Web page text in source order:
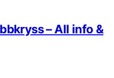
– All info &